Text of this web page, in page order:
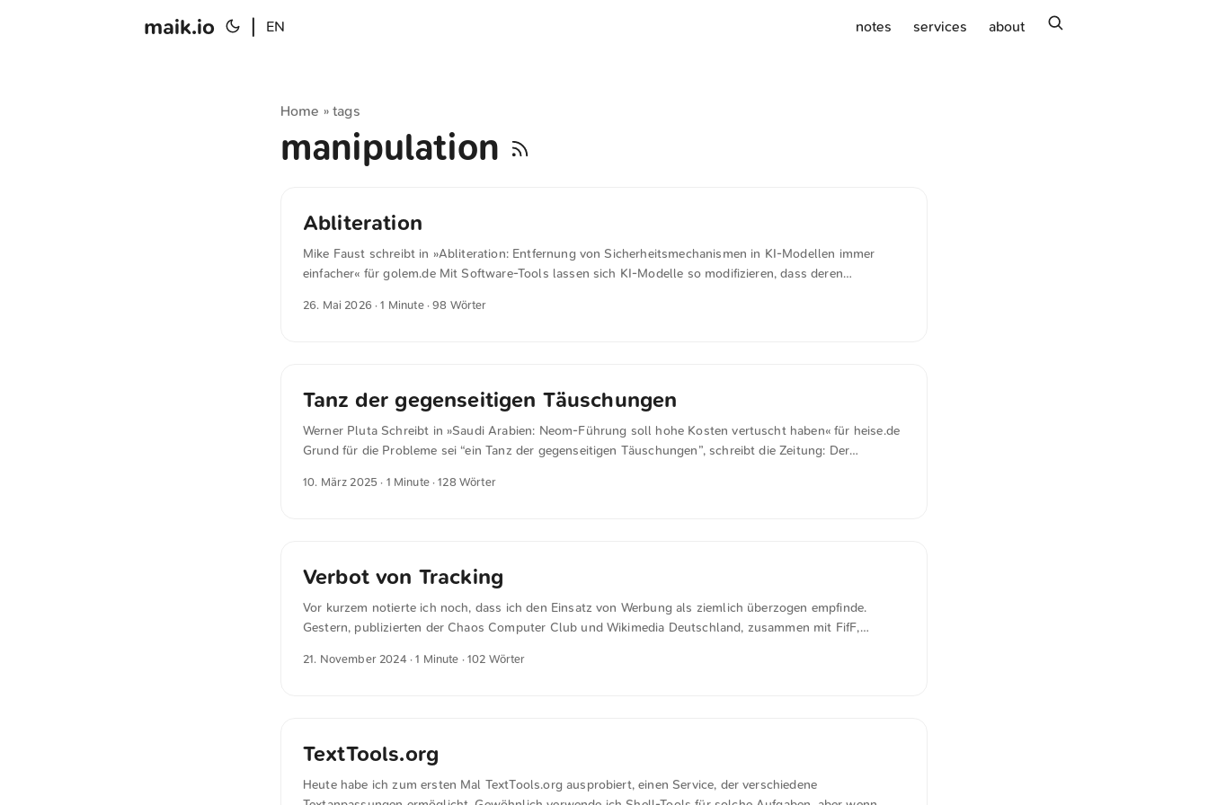
maik.io EN notes services about
Home »tags
manipulation
Abliteration
Mike Faust schreibt in »Abliteration: Entfernung von Sicherheitsmechanismen in KI-Modellen immer
einfacher« für golem.de Mit Software-Tools lassen sich KI-Modelle so modifizieren, dass deren
Informationen über die Ausbreitung von Chlorgas, tödliche Rizin-Dosierungen, Code zum Diebstahl von
spezielle Hardware zu entfernen. Das Modell reagierte daraufhin auch auf Eingabeaufforderungen, die
das Original verweigert hatte. ...
26. Mai 2026 · 1 Minute · 98 Wörter
Tanz der gegenseitigen Täuschungen
Werner Pluta Schreibt in »Saudi Arabien: Neom-Führung soll hohe Kosten vertuscht haben« für heise.de
Grund für die Probleme sei “ein Tanz der gegenseitigen Täuschungen”, schreibt die Zeitung: Der
realen Kosten vor ihm geheim gehalten. Das geht aus einem 100-seitigen Bericht hervor, der dem Neom-
10. März 2025 · 1 Minute · 128 Wörter
Verbot von Tracking
Vor kurzem notierte ich noch, dass ich den Einsatz von Werbung als ziemlich überzogen empfinde.
Gestern, publizierten der Chaos Computer Club und Wikimedia Deutschland, zusammen mit FifF,
Hauptforderung dieses Schreibens: Ein Verbot von Tracking und personalisierter Werbung - beides als
digitale Grundrechte garantieren. Sie appellieren dabei an die EU-Kommission, durch den Digital Fairness
Act die Basis für eben dieses Verbot zu schaffen.
21. November 2024 · 1 Minute · 102 Wörter
TextTools.org
Heute habe ich zum ersten Mal TextTools.org ausprobiert, einen Service, der verschiedene